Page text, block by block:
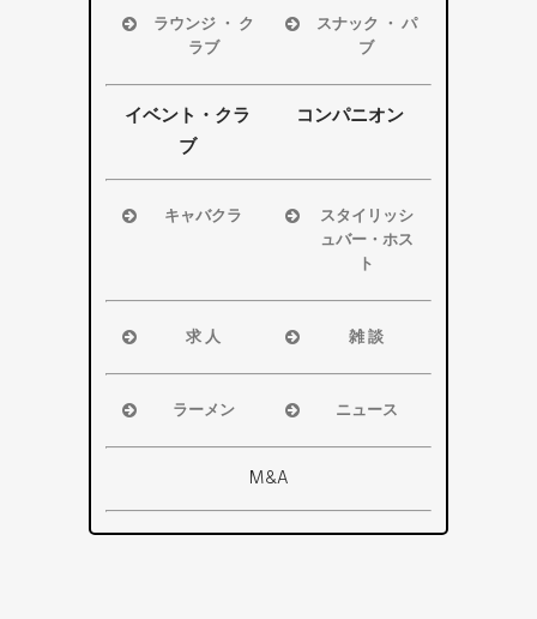
磐田市
袋井市
掛川市
その他エリ
ア
磐田市
袋井市
掛川市
その他エリ
ラウンジ ・ ク
ラブ
浜松市
磐田市
袋井市
掛川市
その他エリ
スナック ・ パ
ブ
浜松市
磐田市
掛川市
その他エリ
ア
イベント・クラ
ブ
コンパニオン
キャバクラ
掛川市
その他エリ
ア
スタイリッシ
ュバー・ホス
ト
浜松市
磐田市・袋
その他エリ
ア
求 人
浜松市
磐田市
ア
雑 談
浜松市
磐田市
ラーメン
浜松市
袋井市
掛川市
ニュース
浜松市・磐
袋井市・掛
川市
M&A